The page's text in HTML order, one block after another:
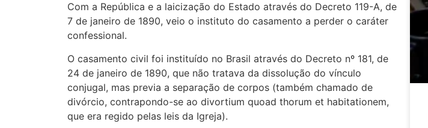
Com a República e a laicização do Estado através do Decreto 119-A, de
7 de janeiro de 1890, veio o instituto do casamento a perder o caráter
confessional.
O casamento civil foi instituído no Brasil através do Decreto nº 181, de
24 de janeiro de 1890, que não tratava da dissolução do vínculo
conjugal, mas previa a separação de corpos (também chamado de
divórcio, contrapondo-se ao divortium quoad thorum et habitationem,
que era regido pelas leis da Igreja).